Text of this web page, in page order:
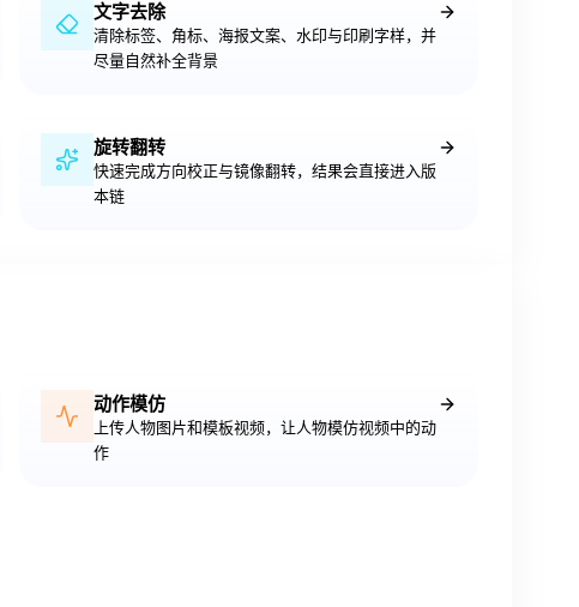
文字去除
清除标签、角标、海报文案、水印与印刷字样，并
尽量自然补全背景
旋转翻转
快速完成方向校正与镜像翻转，结果会直接进入版
本链
动作模仿
上传人物图片和模板视频，让人物模仿视频中的动
作